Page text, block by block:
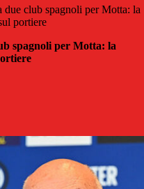
due club spagnoli per Motta: la
portiere
spagnoli per Motta: la